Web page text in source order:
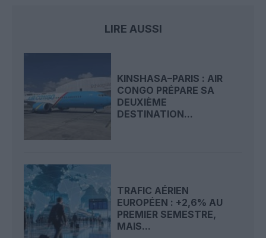
LIRE AUSSI
KINSHASA–PARIS : AIR
CONGO PRÉPARE SA
DEUXIÈME
DESTINATION...
TRAFIC AÉRIEN
EUROPÉEN : +2,6% AU
PREMIER SEMESTRE,
MAIS...